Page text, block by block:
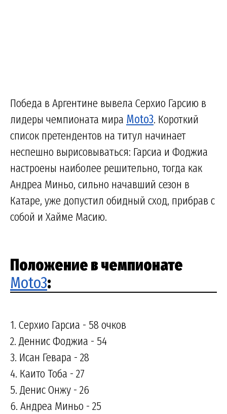
Победа в Аргентине вывела Серхио Гарсию в
лидеры чемпионата мира Moto3. Короткий
список претендентов на титул начинает
неспешно вырисовываться: Гарсиа и Фоджиа
настроены наиболее решительно, тогда как
Андреа Миньо, сильно начавший сезон в
Катаре, уже допустил обидный сход, прибрав с
собой и Хайме Масию.
Положение в чемпионате
Moto3:
1. Серхио Гарсиа - 58 очков
2. Деннис Фоджиа - 54
3. Исан Гевара - 28
4. Каито Тоба - 27
5. Денис Онжу - 26
6. Андреа Миньо - 25